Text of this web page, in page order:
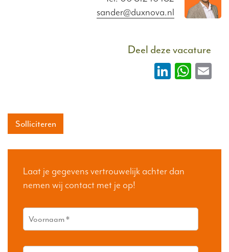
sander@duxnova.nl
Deel deze vacature
LinkedIn
Solliciteren
Laat je gegevens vertrouwelijk achter dan
nemen wij contact met je op!